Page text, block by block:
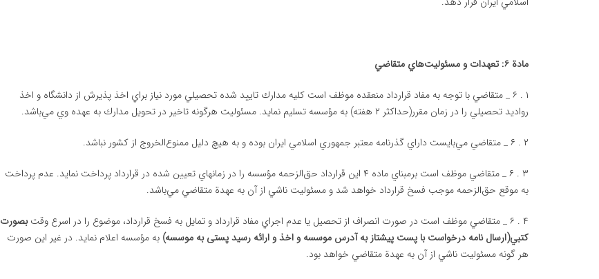
مادة ۶: تعهدات و مسئوليت‌هاي متقاضي
۱ . ۶ _ متقاضي با توجه به مفاد قرارداد منعقده موظف است كليه مدارك تاييد شده تحصيلي مورد نياز براي اخذ پذيرش از دانشگاه و اخذ
رواديد تحصيلي را در زمان مقرر(حداکثر ۲ هفته) به مؤسسه تسليم نمايد. مسئوليت هرگونه تاخير در تحويل مدارك به عهده وي مي‌باشد.
۲ . ۶ _ متقاضي مي‌بايست داراي گذرنامه معتبر جمهوري اسلامي ايران بوده و به هيچ دليل ممنوع‌الخروج از كشور نباشد.
۳ . ۶ _ متقاضي موظف است برمبناي ماده ۴ اين قرارداد حق‌الزحمه مؤسسه را در زمانهاي تعيين شده در قرارداد پرداخت نمايد. عدم پرداخت
به موقع حق‌الزحمه موجب فسخ قرارداد خواهد شد و مسئوليت ناشي از آن به عهدة متقاضي مي‌باشد.
۴ . ۶ _ متقاضي موظف است در صورت انصراف از تحصيل يا عدم اجراي مفاد قرارداد و تمايل به فسخ قرارداد، موضوع را در اسرع وقت
بصورت
كتبي(ارسال نامه درخواست با پست پیشتاز به آدرس موسسه و اخذ و ارائه رسید پستی به موسسه) به مؤسسه اعلام نمايد. در غير اين صورت
هر گونه مسئوليت ناشي از آن به عهدة متقاضي خواهد بود.